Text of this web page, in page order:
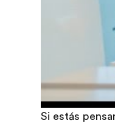
Si estás